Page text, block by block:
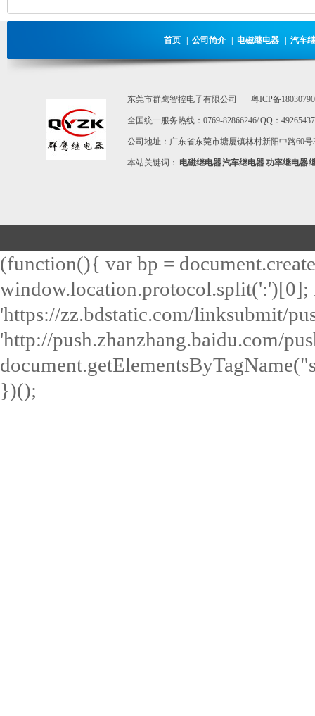
首页 公司简介 电磁继电器 汽车
东莞市群鹰智控电子有限公司 粤ICP备
全国统一服务热线：0769-82866246/ QQ：
公司地址：广东省东莞市塘厦镇林村新阳中路60号
本站关键词： 电磁继电器汽车继电器功率继电器
(function(){ var bp =
'https://zz.bdstatic.com/linksubmit/
'http://push.zhanzhang.baidu.com/
})();